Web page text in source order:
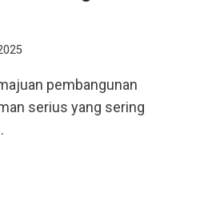
pembangunan
serius yang sering